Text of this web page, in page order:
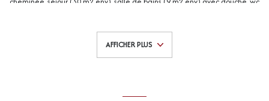
Le 2ème logement comprend une entrée sur cuisine (19 m2 env), séjour
(16 m2 env), salle de bains (5 m2 env) avec douche, cellier (10 m2 env)
AFFICHER PLUS